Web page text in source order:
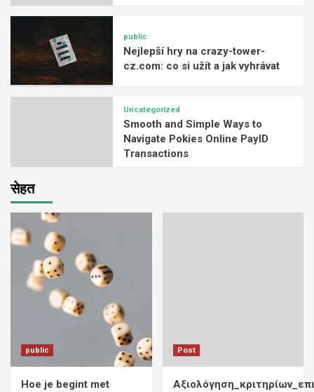
public
Nejlepší hry na crazy-tower-
cz.com: co si užít a jak vyhrávat
Uncategorized
Smooth and Simple Ways to
Navigate Pokies Online PayID
Transactions
सेहत
public
Hoe je begint met
Post